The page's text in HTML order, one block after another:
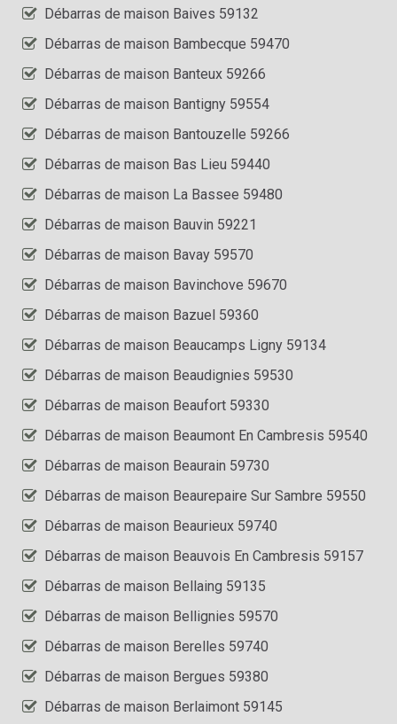
Débarras de maison Baives 59132
Débarras de maison Bambecque 59470
Débarras de maison Banteux 59266
Débarras de maison Bantigny 59554
Débarras de maison Bantouzelle 59266
Débarras de maison Bas Lieu 59440
Débarras de maison La Bassee 59480
Débarras de maison Bauvin 59221
Débarras de maison Bavay 59570
Débarras de maison Bavinchove 59670
Débarras de maison Bazuel 59360
Débarras de maison Beaucamps Ligny 59134
Débarras de maison Beaudignies 59530
Débarras de maison Beaufort 59330
Débarras de maison Beaumont En Cambresis 59540
Débarras de maison Beaurain 59730
Débarras de maison Beaurepaire Sur Sambre 59550
Débarras de maison Beaurieux 59740
Débarras de maison Beauvois En Cambresis 59157
Débarras de maison Bellaing 59135
Débarras de maison Bellignies 59570
Débarras de maison Berelles 59740
Débarras de maison Bergues 59380
Débarras de maison Berlaimont 59145